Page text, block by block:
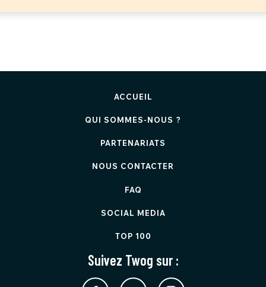
ACCUEIL
QUI SOMMES-NOUS ?
PARTENARIATS
NOUS CONTACTER
FAQ
SOCIAL MEDIA
TOP 100
Suivez Twog sur :